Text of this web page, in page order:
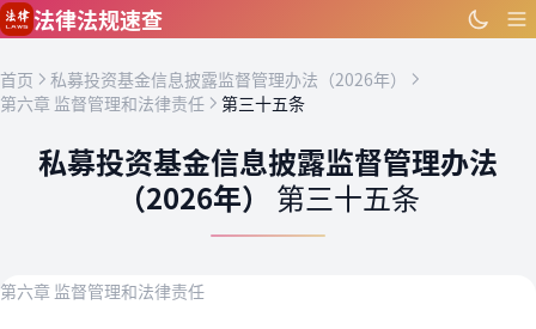
跳到主要内容
法律法规速查
首页
私募投资基金信息披露监督管理办法（2026年）
第六章 监督管理和法律责任
第三十五条
私募投资基金信息披露监督管理办法
（2026年） 第三十五条
第六章 监督管理和法律责任